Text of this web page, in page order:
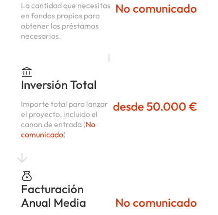
La cantidad que necesitas
en fondos propios para
obtener los préstamos
necesarios.
No comunicado
Inversión Total
Importe total para lanzar
el proyecto, incluido el
canon de entrada (No
comunicado)
desde 50.000 €
Facturación
Anual Media
No comunicado